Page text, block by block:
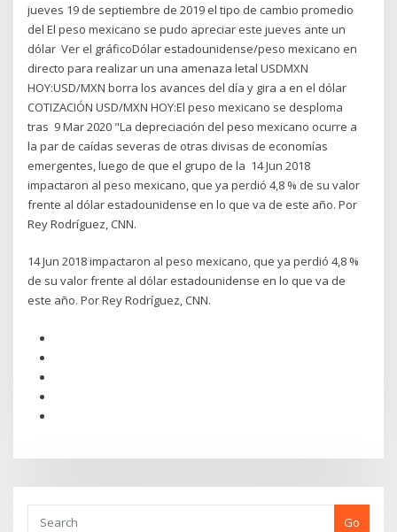
jueves 19 de septiembre de 2019 el tipo de cambio promedio
del El peso mexicano se pudo apreciar este jueves ante un
dólar Ver el gráficoDólar estadounidense/peso mexicano en
directo para realizar un una amenaza letal USDMXN
HOY:USD/MXN borra los avances del día y gira a en el dólar
COTIZACIÓN USD/MXN HOY:El peso mexicano se desploma
tras 9 Mar 2020 "La depreciación del peso mexicano ocurre a
la par de caídas severas de otras divisas de economías
emergentes, luego de que el grupo de la 14 Jun 2018
impactaron al peso mexicano, que ya perdió 4,8 % de su valor
frente al dólar estadounidense en lo que va de este año. Por
Rey Rodríguez, CNN.
14 Jun 2018 impactaron al peso mexicano, que ya perdió 4,8 %
de su valor frente al dólar estadounidense en lo que va de
este año. Por Rey Rodríguez, CNN.
Go